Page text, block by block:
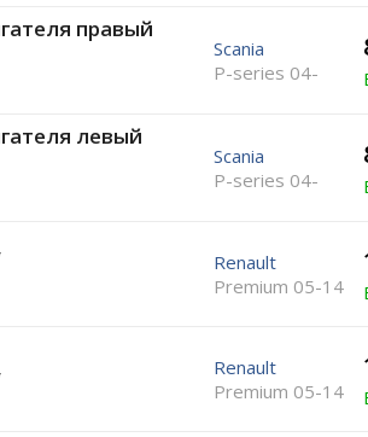
правый
Scania
P-series 04-
левый
Scania
P-series 04-
Renault
Premium 05-14
Renault
Premium 05-14